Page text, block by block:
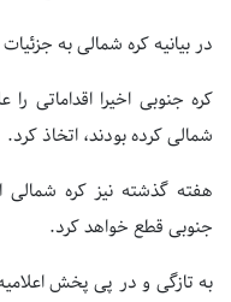
در بیانیه کره شمالی به
کره جنوبی اخیرا اقداماتی را
شمالی کرده بودند، اتخاذ کرد.
هفته گذشته نیز کره شمالی
جنوبی قطع خواهد کرد.